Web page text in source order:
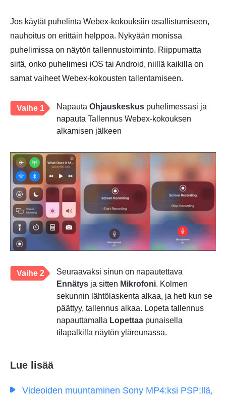
Jos käytät puhelinta Webex-kokouksiin osallistumiseen,
nauhoitus on erittäin helppoa. Nykyään monissa
puhelimissa on näytön tallennustoiminto. Riippumatta
siitä, onko puhelimesi iOS tai Android, niillä kaikilla on
samat vaiheet Webex-kokousten tallentamiseen.
Vaihe 1 Napauta Ohjauskeskus puhelimessasi ja
napauta Tallennus Webex-kokouksen
alkamisen jälkeen
Vaihe 2
Seuraavaksi sinun on napautettava
Ennätys ja sitten Mikrofoni. Kolmen
sekunnin lähtölaskenta alkaa, ja heti kun se
päättyy, tallennus alkaa. Lopeta tallennus
napauttamalla Lopettaa punaisella
tilapalkilla näytön yläreunassa.
Lue lisää
Videoiden muuntaminen Sony MP4:ksi PSP:llä,